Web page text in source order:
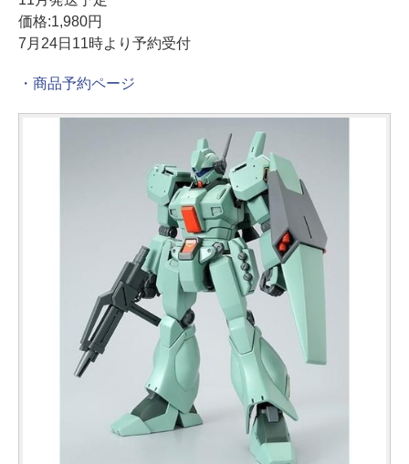
価格:1,980円
7月24日11時より予約受付
・商品予約ページ